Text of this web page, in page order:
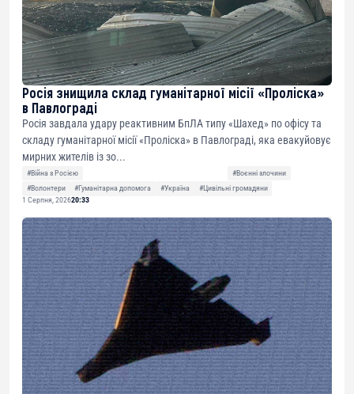
Росія знищила склад гуманітарної місії «Проліска»
в Павлограді
Росія завдала удару реактивним БпЛА типу «Шахед» по офісу та
складу гуманітарної місії «Проліска» в Павлограді, яка евакуйовує
мирних жителів із зо...
#Війна з Росією
#Воєнні злочини
#Волонтери
#Гуманітарна допомога #Україна
#Цивільні громадяни
1 Серпня, 202620:33